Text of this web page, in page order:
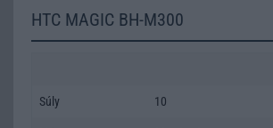
HTC MAGIC BH-M300
Súly 10